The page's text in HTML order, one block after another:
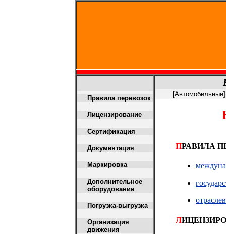
Правила перевозок
Лицензирование
Сертификация
Документация
Маркировка
Дополнительное
оборудование
Погрузка-выгрузка
Организация
движения
[Автомобильные
ПРАВИЛА
Л